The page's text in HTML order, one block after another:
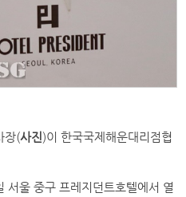
장(사진)이 한국국제해운대리점협
서울 중구 프레지던트호텔에서 열